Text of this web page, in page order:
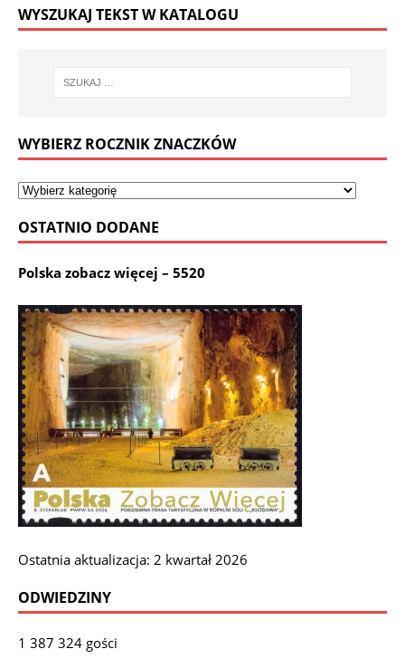
WYSZUKAJ TEKST W KATALOGU
WYBIERZ ROCZNIK ZNACZKÓW
OSTATNIO DODANE
Polska zobacz więcej – 5520
Ostatnia aktualizacja: 2 kwartał 2026
ODWIEDZINY
1 387 324 gości